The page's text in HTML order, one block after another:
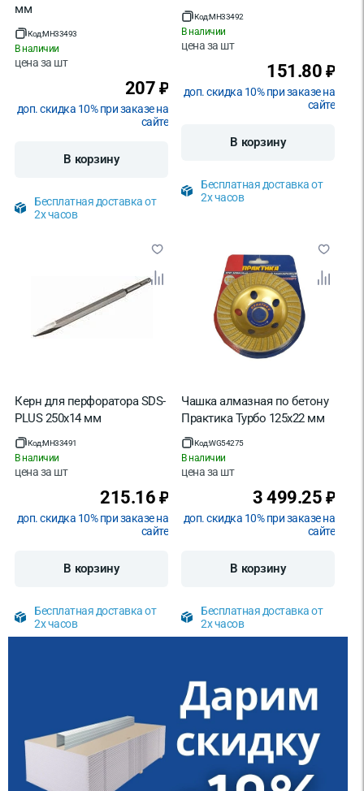
мм
Код:MH33493
В наличии
цена за шт
207 ₽
доп. скидка 10% при заказе на
сайте
В корзину
Бесплатная доставка от
2х часов
Код:MH33492
В наличии
цена за шт
151.80 ₽
доп. скидка 10% при заказе на
сайте
В корзину
Бесплатная доставка от
2х часов
Керн для перфоратора SDS-
PLUS 250х14 мм
Код:MH33491
В наличии
цена за шт
215.16 ₽
доп. скидка 10% при заказе на
сайте
В корзину
Бесплатная доставка от
2х часов
Чашка алмазная по бетону
Практика Турбо 125х22 мм
Код:WG54275
В наличии
цена за шт
3 499.25 ₽
доп. скидка 10% при заказе на
сайте
В корзину
Бесплатная доставка от
2х часов